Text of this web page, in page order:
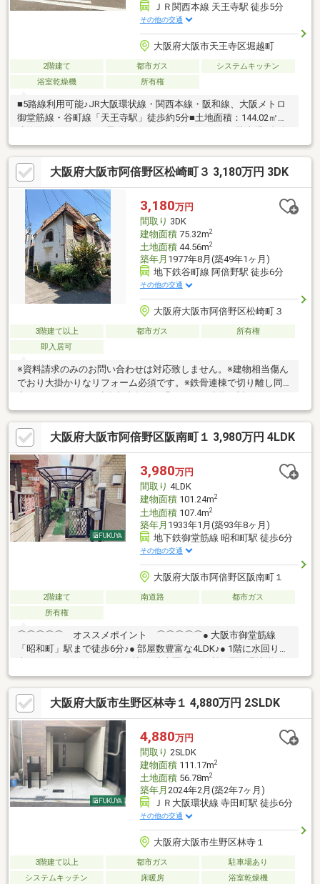
ＪＲ関西本線 天王寺駅 徒歩5分
その他の交通
大阪府大阪市天王寺区堀越町
2階建て 都市ガス
システムキッチン
浴室乾燥機
所有権
■5路線利用可能♪JR大阪環状線・関西本線・阪和線、大阪メトロ
御堂筋線・谷町線「天王寺駅」徒歩約5分■土地面積：144.02㎡
あり（サイズ制限あり）■LDK約22.5帖
大阪府大阪市阿倍野区松崎町３ 3,180万円 3DK
3,180万円
間取り 3DK
建物面積75.32m2
土地面積44.56m2
築年月 1977年8月(築49年1ヶ月)
地下鉄谷町線 阿倍野駅 徒歩6分
その他の交通
大阪府大阪市阿倍野区松崎町３
3階建て以上 都市ガス
所有権
即入居可
※資料請求のみのお問い合わせは対応致しません。※建物相当傷ん
でおり大掛かりなリフォーム必須です。※鉄骨連棟で切り離し同
いません。※古家付き土地売買になります。
大阪府大阪市阿倍野区阪南町１ 3,980万円 4LDK
3,980万円
間取り 4LDK
建物面積101.24m2
土地面積107.4m2
築年月 1933年1月(築93年8ヶ月)
地下鉄御堂筋線 昭和町駅 徒歩6分
その他の交通
大阪府大阪市阿倍野区阪南町１
2階建て 南道路
都市ガス
所有権
⌒⌒⌒⌒⌒ オススメポイント ⌒⌒⌒⌒⌒● 大阪市御堂筋線
「昭和町」駅まで徒歩6分♪● 部屋数豊富な4LDK♪● 1階に水回り集
てます♪＼☆ 現地案内お気軽にお問い合わせ下さい ☆／
⌒⌒⌒⌒⌒⌒⌒ 周辺環境 ⌒⌒⌒⌒⌒⌒⌒● デイリーカナート
イズミヤ昭和町店：徒歩6分● ファミリーマート阿倍野王子町店：
徒歩6分● ココカラファイン昭和町店：徒歩5分● 阿倍野郵便局：
徒歩5分物件詳細などお気軽にご相談下さい。ご連絡心よりお待ち
しております♪
大阪府大阪市生野区林寺１ 4,880万円 2SLDK
4,880万円
間取り 2SLDK
建物面積111.17m2
土地面積56.78m2
築年月 2024年2月(築2年7ヶ月)
ＪＲ大阪環状線 寺田町駅 徒歩6分
その他の交通
大阪府大阪市生野区林寺１
3階建て以上 都市ガス
駐車場あり
システムキッチン
床暖房 浴室乾燥機